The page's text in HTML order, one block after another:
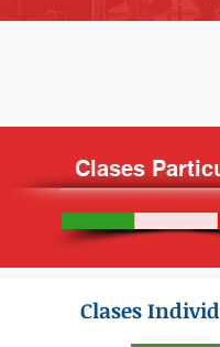
Clases
Clases